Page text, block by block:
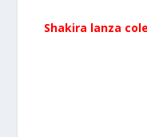
Shakira lanza